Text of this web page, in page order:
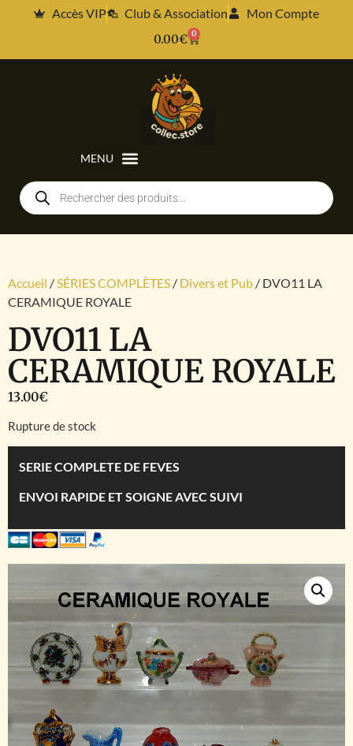
Accès VIP Club & Association
Mon Compte
0.00€ 0
Accueil /SÉRIES COMPLÈTES / Divers et Pub / DVO11 LA
CERAMIQUE ROYALE
DVO11 LA
CERAMIQUE ROYALE
13.00€
Rupture de stock
SERIE COMPLETE DE FEVES
ENVOI RAPIDE ET SOIGNE AVEC SUIVI